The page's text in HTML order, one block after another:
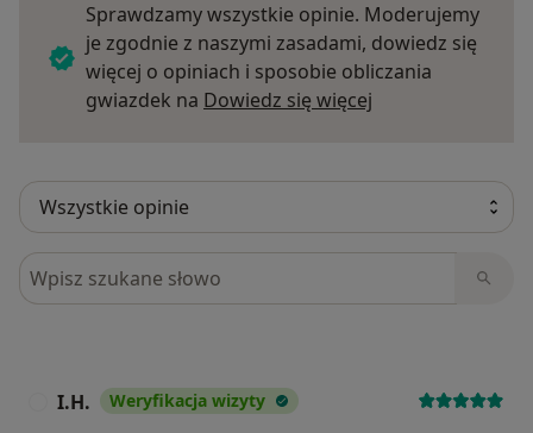
Sprawdzamy wszystkie opinie. Moderujemy
je zgodnie z naszymi zasadami, dowiedz się
więcej o opiniach i sposobie obliczania
gwiazdek na Dowiedz się więcej
Szukaj w opiniach
I.H. Weryfikacja wizyty